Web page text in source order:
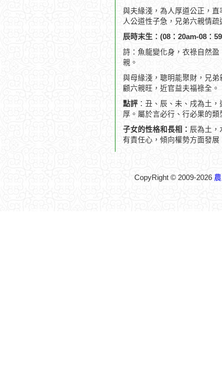
與夫緣淺，為人厚道公正，
人公道性子急，兄弟六親情
辰時末生：(08：20am-08：
詩：魚龍變化身，衣祿自然
親。
與母緣淺，聰明能聚財，兄
顧六親旺，近官益夫福祿全。
點評 ：丑、辰、未、戌為土
厚。屬於言必行、行必果的
子女的性格和長相： 辰為土，
有責任心，傾向權勢方面發展
CopyRight © 2009-2026